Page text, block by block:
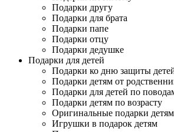
Подарки другу
Подарки для брата
Подарки папе
Подарки отцу
Подарки дедушке
Подарки для детей
Подарки ко дню защиты
Подарки детям от
Подарки для детей по
Подарки детям по возрасту
Оригинальные подарки детям
Игрушки в подарок детям